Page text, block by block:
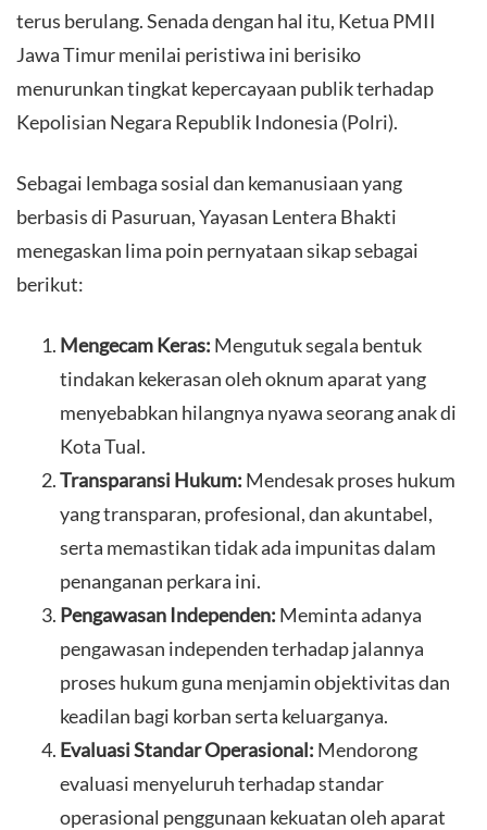
terus berulang. Senada dengan hal itu, Ketua PMII
Jawa Timur menilai peristiwa ini berisiko
menurunkan tingkat kepercayaan publik terhadap
Kepolisian Negara Republik Indonesia (Polri).
​Sebagai lembaga sosial dan kemanusiaan yang
berbasis di Pasuruan, Yayasan Lentera Bhakti
menegaskan lima poin pernyataan sikap sebagai
berikut:
Mengecam Keras: Mengutuk segala bentuk
tindakan kekerasan oleh oknum aparat yang
menyebabkan hilangnya nyawa seorang anak di
Kota Tual.
Transparansi Hukum: Mendesak proses hukum
yang transparan, profesional, dan akuntabel,
serta memastikan tidak ada impunitas dalam
penanganan perkara ini.
Pengawasan Independen: Meminta adanya
pengawasan independen terhadap jalannya
proses hukum guna menjamin objektivitas dan
keadilan bagi korban serta keluarganya.
Evaluasi Standar Operasional: Mendorong
evaluasi menyeluruh terhadap standar
operasional penggunaan kekuatan oleh aparat